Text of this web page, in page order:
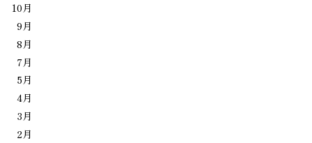
10月
9月
8月
7月
5月
4月
3月
2月